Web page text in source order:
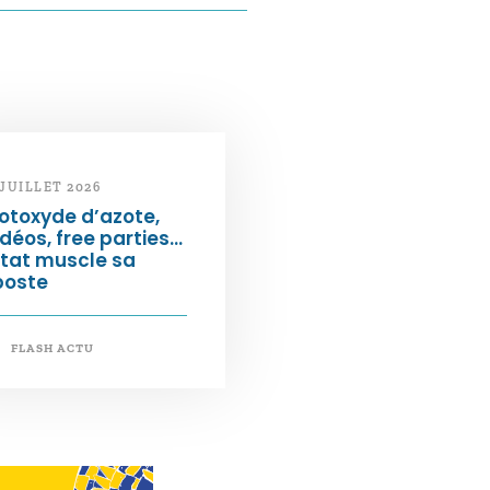
2026
d’azote,
free parties…
muscle sa
FLASH ACTU